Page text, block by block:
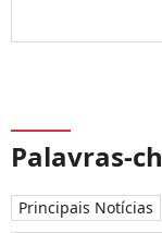
Palavras-
Principais Notícias